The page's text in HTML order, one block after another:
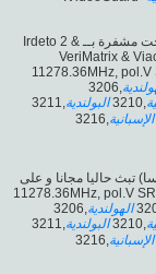
اصبحت مشفرة بــ Irdeto 2 &
VeriMatrix &
11278.36MHz,
,3206
,3210 البولندية,3211
الإسبانية
تبث حاليا مجانا و على
الهولندية
,3210 البولندية,3211
الإسبانية,3216